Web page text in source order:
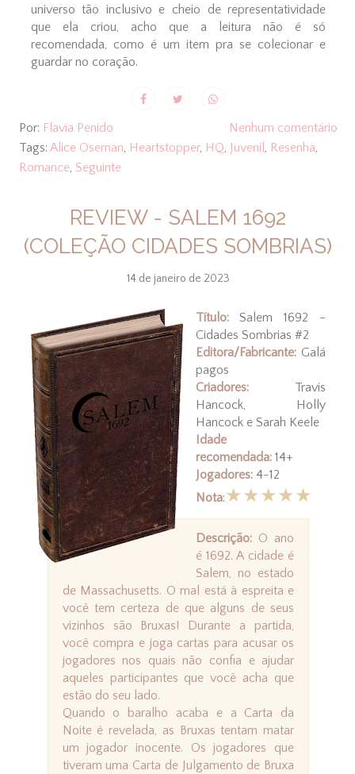
universo tão inclusivo e cheio de representatividade
que ela criou, acho que a leitura não é só
recomendada, como é um item pra se colecionar e
guardar no coração.
Por: Flavia Penido
Nenhum comentário
Tags: Alice Oseman, Heartstopper, HQ, Juvenil , Resenha,
Romance, Seguinte
REVIEW - SALEM 1692
(COLEÇÃO CIDADES SOMBRIAS)
14 de janeiro de 2023
Título:Salem 1692 -
Cidades Sombrias #2
Editora/Fabricante:Galá
pagos
Criadores:Travis
Hancock, Holly
Hancock e Sarah Keele
Idade
recomendada:14+
Jogadores:4-12
Nota:★★★★★
Descrição:O ano
é 1692. A cidade é
Salem, no estado
de Massachusetts. O mal está à espreita e
você tem certeza de que alguns de seus
vizinhos são Bruxas! Durante a partida,
você compra e joga cartas para acusar os
jogadores nos quais não confia e ajudar
aqueles participantes que você acha que
estão do seu lado.
Quando o baralho acaba e a Carta da
Noite é revelada, as Bruxas tentam matar
um jogador inocente. Os jogadores que
tiveram uma Carta de Julgamento de Bruxa